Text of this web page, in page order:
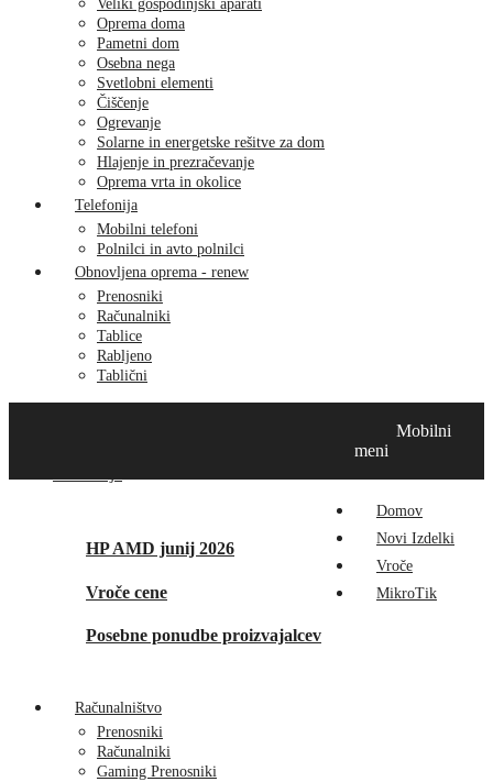
Veliki gospodinjski aparati
Oprema doma
Pametni dom
Osebna nega
Svetlobni elementi
Čiščenje
Ogrevanje
Solarne in energetske rešitve za dom
Hlajenje in prezračevanje
Oprema vrta in okolice
Telefonija
Mobilni telefoni
Polnilci in avto polnilci
Obnovljena oprema - renew
Prenosniki
Računalniki
Tablice
Rabljeno
Tablični
HP AMD junij 2026
Vroče cene
Posebne ponudbe proizvajalcev
Mobilni
meni
Domov
Novi Izdelki
Vroče
MikroTik
Računalništvo
Prenosniki
Računalniki
Gaming Prenosniki